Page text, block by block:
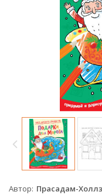
Автор Прасадам-